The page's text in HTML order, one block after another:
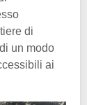
di
un modo
ai